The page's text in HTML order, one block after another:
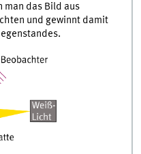
man das Bild aus
und gewinnt damit